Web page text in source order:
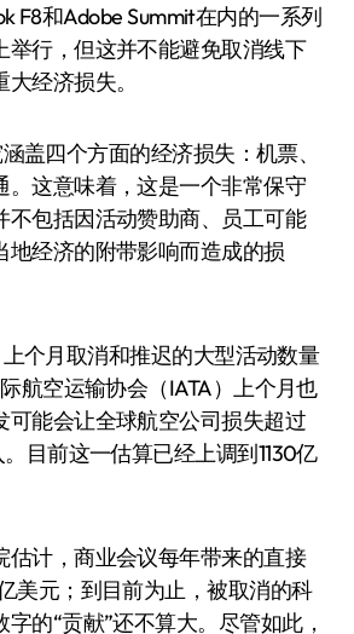
F8和Adobe Summit在内的一系列
举行，但这并不能避免取消线下
经济损失。
盖四个方面的经济损失：机票、
。这意味着，这是一个非常保守
不包括因活动赞助商、员工可能
地经济的附带影响而造成的损
个月取消和推迟的大型活动数量
航空运输协会（IATA）上个月也
可能会让全球航空公司损失超过
目前这一估算已经上调到1130亿
估计，商业会议每年带来的直接
美元；到目前为止，被取消的科
的“贡献”还不算大。尽管如此，